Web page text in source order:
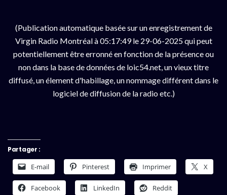
(Publication automatique basée sur un enregistrement de
Virgin Radio Montréal à 05:17:49 le 29-06-2025 qui peut
potentiellement être erronné en fonction de la présence ou
non dans la base de données de loic54.net, un vieux titre
diffusé, un élement d'habillage, un nommage différent dans le
logiciel de diffusion de la radio etc.)
Partager :
E-mail Pinterest Imprimer X
Facebook LinkedIn Reddit